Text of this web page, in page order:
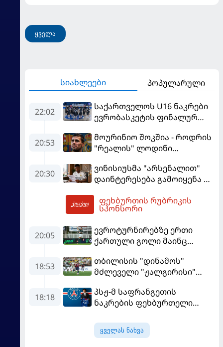
ყველა
სიახლეები პოპულარული
22:02
საქართველოს U16 ნაკრები
ევრობასკეტის ფინალურ
ასპარეზობას იწყებს
20:53
მოურინიო შოკშია - როდრის
"რეალის" ლოდინი
"ბარსელონაში" გადადის
20:30
ვინისიუსმა "არსენალით"
დაინტერესება გამოიყენა და
მომგებიანად გააგრძელა
ფეხბურთის რუბრიკის
სპონსორი
20:05
ევროტურნირებზე ერთი
ქართული გოლი მაინც
18:53
თბილისის "დინამოს"
მძლეველი "ჟალგირისი"
განადგურდა
18:18
პსჟ-მ საფრანგეთის
ნაკრების ფეხბურთელი
ყველას ნახვა